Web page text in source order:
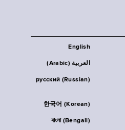
English
العربية (Arabic)
русский (Russian)
한국어 (Korean)
বাংলা (Bengali)